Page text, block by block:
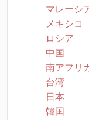
マレーシ
メキシコ
ロシア
中国
南アフリ
台湾
日本
韓国